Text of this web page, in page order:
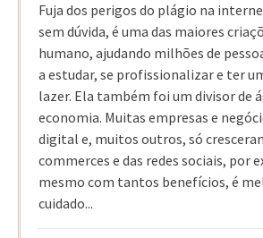
Fuja dos perigos do plágio na
sem dúvida, é uma das maiores
humano, ajudando milhões de
a estudar, se profissionalizar e ter
lazer. Ela também foi um divisor de
economia. Muitas empresas e
digital e, muitos outros, só
commerces e das redes sociais, por
mesmo com tantos benefícios, é
cuidado...